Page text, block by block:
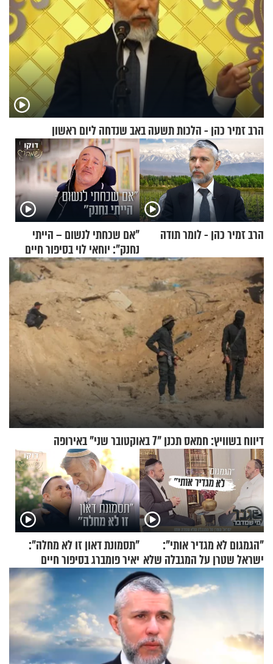
הרב זמיר כהן - הלכות תשעה באב שנדחה ליום ראשון
הרב זמיר כהן - לומר תודה
"אם שכחתי לנשום – הייתי
נחנק": יוחאי לוי בסיפור חיים
מעורר השראה
דיווח בשוויץ: חמאס תכנן "7 באוקטובר שני" באירופה
"הגמגום לא מגדיר אותי":
ישראל שטרן על המגבלה שלא
עוצרת אותו
"תסמונת דאון זו לא מחלה":
יאיר פומברג בסיפור חיים
מעורר השראה